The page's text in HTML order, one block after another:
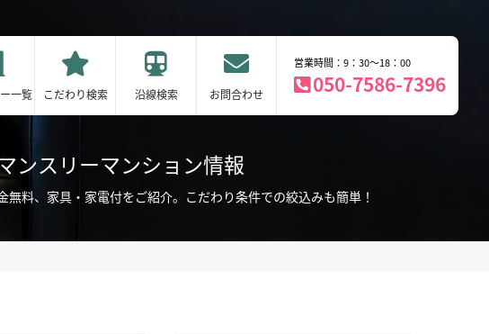
一覧 こだわり検索 沿線検索 お問合わせ
営業時間：9：30～18：00
050-7586-7396
ンスリーマンション情報
料、家具・家電付をご紹介。こだわり条件での絞込みも簡単！